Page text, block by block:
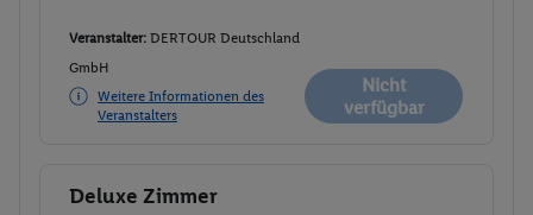
Veranstalter: DERTOUR Deutschland
GmbH
Weitere Informationen des
Veranstalters
Nicht
verfügbar
Buchen
Deluxe Zimmer